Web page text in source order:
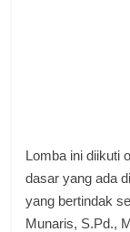
Lomba ini diikuti
dasar yang ada
yang bertindak
Munaris, S.Pd.,